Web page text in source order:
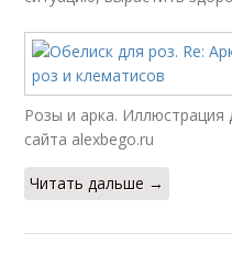
Розы и арка. Иллюстрация
сайта alexbego.ru
Читать дальше →